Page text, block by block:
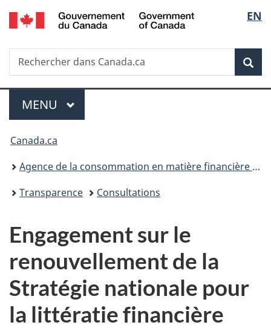
Passer
au
principal
Passer
à
Au
du
Passer
à
version
simplifiée
de
la
EN
Recherche
Rechercher
dans
Menu
MENU PRINCIPAL
Vous
êtes
ici :
Canada.ca
Agence de la consommation en matière financière du Canada
Transparence
Consultations
Engagement sur le
renouvellement de la
Stratégie nationale pour
la littératie financière